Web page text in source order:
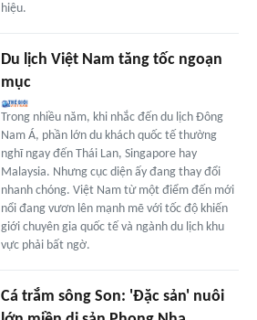
hiệu.
Du lịch Việt Nam tăng tốc ngoạn
mục
Trong nhiều năm, khi nhắc đến du lịch Đông
Nam Á, phần lớn du khách quốc tế thường
nghĩ ngay đến Thái Lan, Singapore hay
Malaysia. Nhưng cục diện ấy đang thay đổi
nhanh chóng. Việt Nam từ một điểm đến mới
nổi đang vươn lên mạnh mẽ với tốc độ khiến
giới chuyên gia quốc tế và ngành du lịch khu
vực phải bất ngờ.
Cá trắm sông Son: 'Đặc sản' nuôi